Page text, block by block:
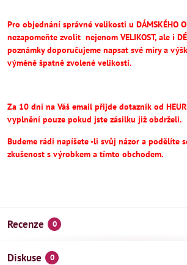
Pro objednání správné velikosti u DÁMSKÉHO
nezapomeňte zvolit nejenom VELIKOST, ale i
poznámky doporučujeme napsat své míry a
výměně špatně zvolené velikosti.
Za 10 dní na Váš email přijde dotazník od
vyplnění pouze pokud jste zásilku již obdrželi.
Budeme rádi napíšete -li svůj názor a podělíte
zkušenost s výrobkem a tímto obchodem.
Recenze 0
Diskuse 0